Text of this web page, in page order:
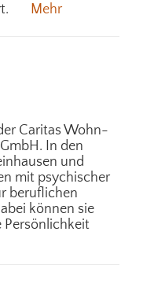
Mehr
Caritas Wohn-
In den
und
mit psychischer
beruflichen
können sie
Persönlichkeit